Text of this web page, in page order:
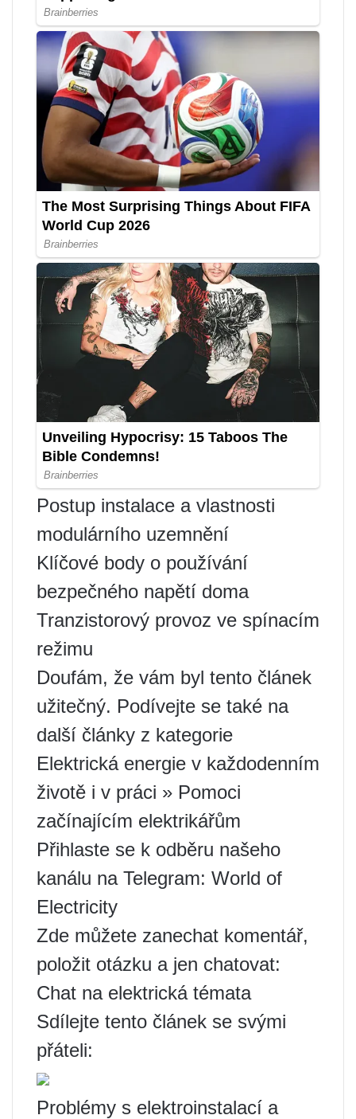
Postup instalace a vlastnosti
modulárního uzemnění
Klíčové body o používání
bezpečného napětí doma
Tranzistorový provoz ve spínacím
režimu
Doufám, že vám byl tento článek
užitečný. Podívejte se také na
další články z kategorie
Elektrická energie v každodenním
životě i v práci » Pomoci
začínajícím elektrikářům
Přihlaste se k odběru našeho
kanálu na Telegram: World of
Electricity
Zde můžete zanechat komentář,
položit otázku a jen chatovat:
Chat na elektrická témata
Sdílejte tento článek se svými
přáteli:
Problémy s elektroinstalací a